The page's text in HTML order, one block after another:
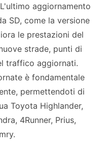
aggiornamento
SD, come la versione
le prestazioni del
strade, punti di
traffico aggiornati.
è fondamentale
permettendoti di
Toyota Highlander,
4Runner, Prius,